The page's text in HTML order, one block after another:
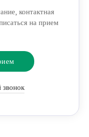
контактная
на прием
звонок